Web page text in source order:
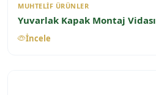
MUHTELIF ÜRÜNLER
Yuvarlak Kapak Montaj Vidası
İncele